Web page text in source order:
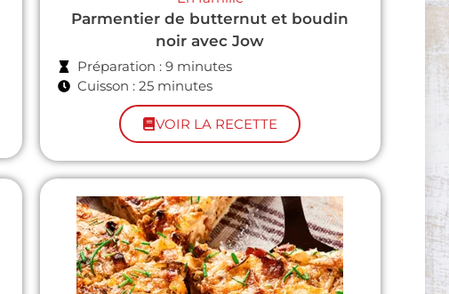
Parmentier de butternut et boudin
noir avec Jow
Préparation : 9 minutes
Cuisson : 25 minutes
VOIR LA RECETTE